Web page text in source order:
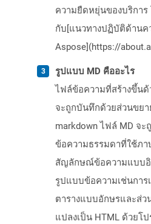
ความยืดหยุ่นของบริการ
กับ[แนวทางปฏิบัติด้าน
Aspose](https://
รูปแบบ MD คืออะไร
ไฟล์ข้อความที่สร้างขึ้นด้
จะถูกบันทึกด้วยส่วนขยา
markdown ไฟล์ MD จ
ข้อความธรรมดาที่ใช้ภา
สัญลักษณ์ข้อความแบบอิ
รูปแบบข้อความเช่นการ
ตารางแบบอักษรและส่ว
แปลงเป็น HTML ด้วยโ